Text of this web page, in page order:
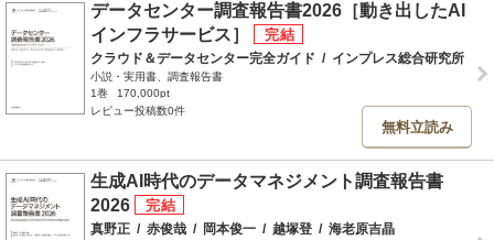
データセンター調査報告書2026［動き出したAI
インフラサービス］
クラウド＆データセンター完全ガイド / インプレス総合研究所
小説・実用書、調査報告書
1巻
170,000pt
レビュー投稿数0件
無料立読み
生成AI時代のデータマネジメント調査報告書
2026
真野正 / 赤俊哉 / 岡本俊一 / 越塚登 / 海老原吉晶